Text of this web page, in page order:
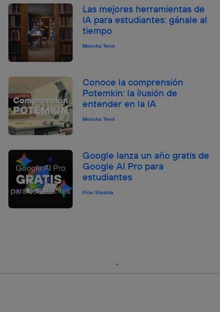
Las mejores herramientas de
IA para estudiantes: gánale al
tiempo
Moncho Terol
Conoce la comprensión
Potemkin: la ilusión de
entender en la IA
Moncho Terol
Google lanza un año gratis de
Google AI Pro para
estudiantes
Pilar Ripalda